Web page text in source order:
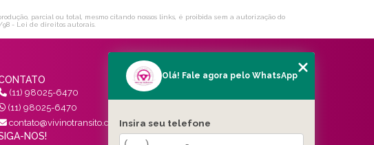
parcial ou total, mesmo citando nossos links, é proibida sem a autorização do
98 - Lei de direitos autorais.
(11) 98025-6470
(11) 98025-6470
contato@vivinotransito.com.br
NOS!
MENU
SERVIÇOS
Olá! Fale agora pelo WhatsApp
Insira seu telefone